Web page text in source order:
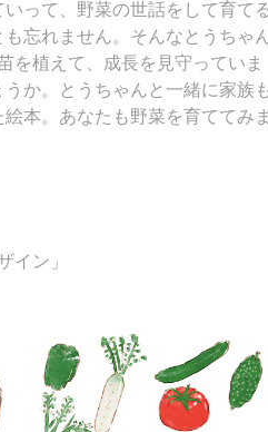
って、野菜の世話をして育て
忘れません。そんなとうちゃ
を植えて、成長を見守っていま
か。とうちゃんと一緒に家族
本。あなたも野菜を育ててみま
イン」